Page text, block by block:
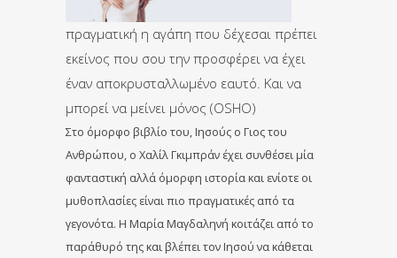
πραγματική η αγάπη που δέχεσαι πρέπει
εκείνος που σου την προσφέρει να έχει
έναν αποκρυσταλλωμένο εαυτό. Και να
μπορεί να μείνει μόνος (OSHO)
Στο όμορφο βιβλίο του, Ιησούς ο Γιος του
Ανθρώπου, ο Χαλίλ Γκιμπράν έχει συνθέσει μία
φανταστική αλλά όμορφη ιστορία και ενίοτε οι
μυθοπλασίες είναι πιο πραγματικές από τα
γεγονότα. Η Μαρία Μαγδαληνή κοιτάζει από το
παράθυρό της και βλέπει τον Ιησού να κάθεται